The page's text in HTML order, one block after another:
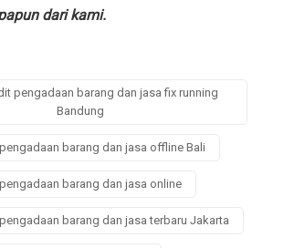
dari kami.
pengadaan barang dan jasa fix running
Bandung
barang dan jasa offline Bali
barang dan jasa online
barang dan jasa terbaru Jakarta